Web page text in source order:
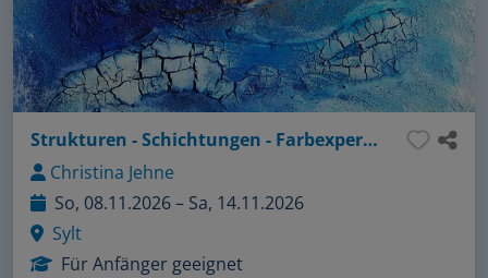
Strukturen - Schichtungen - Farbexperimente
Christina Jehne
So, 08.11.2026 – Sa, 14.11.2026
Sylt
Für Anfänger geeignet